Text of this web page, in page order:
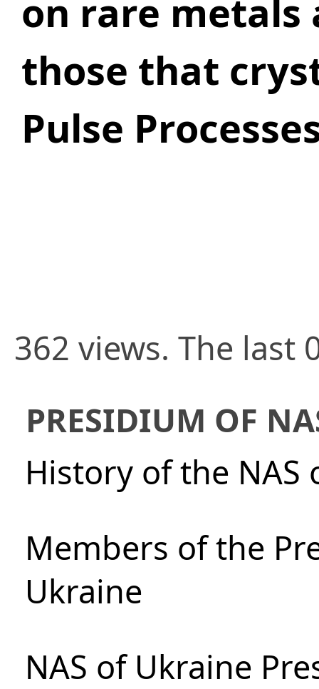
on rare metals
those that
Pulse
362 views. The last
PRESIDIUM OF
History of the NAS
Members of the
Ukraine
NAS of Ukraine